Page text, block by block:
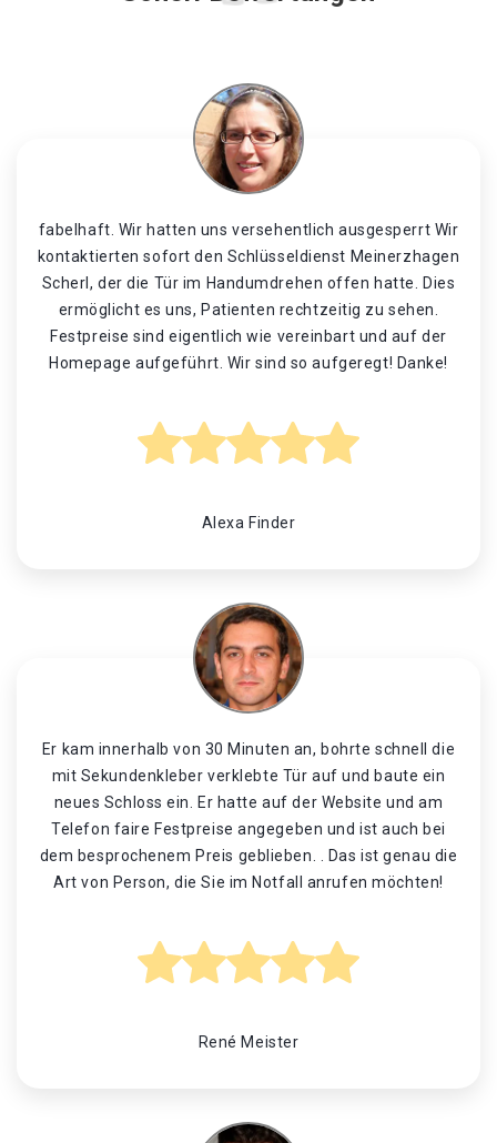
fabelhaft. Wir hatten uns versehentlich ausgesperrt Wir
kontaktierten sofort den Schlüsseldienst Meinerzhagen
Scherl, der die Tür im Handumdrehen offen hatte. Dies
ermöglicht es uns, Patienten rechtzeitig zu sehen.
Festpreise sind eigentlich wie vereinbart und auf der
Homepage aufgeführt. Wir sind so aufgeregt! Danke!
Alexa Finder
Er kam innerhalb von 30 Minuten an, bohrte schnell die
mit Sekundenkleber verklebte Tür auf und baute ein
neues Schloss ein. Er hatte auf der Website und am
Telefon faire Festpreise angegeben und ist auch bei
dem besprochenem Preis geblieben. . Das ist genau die
Art von Person, die Sie im Notfall anrufen möchten!
René Meister